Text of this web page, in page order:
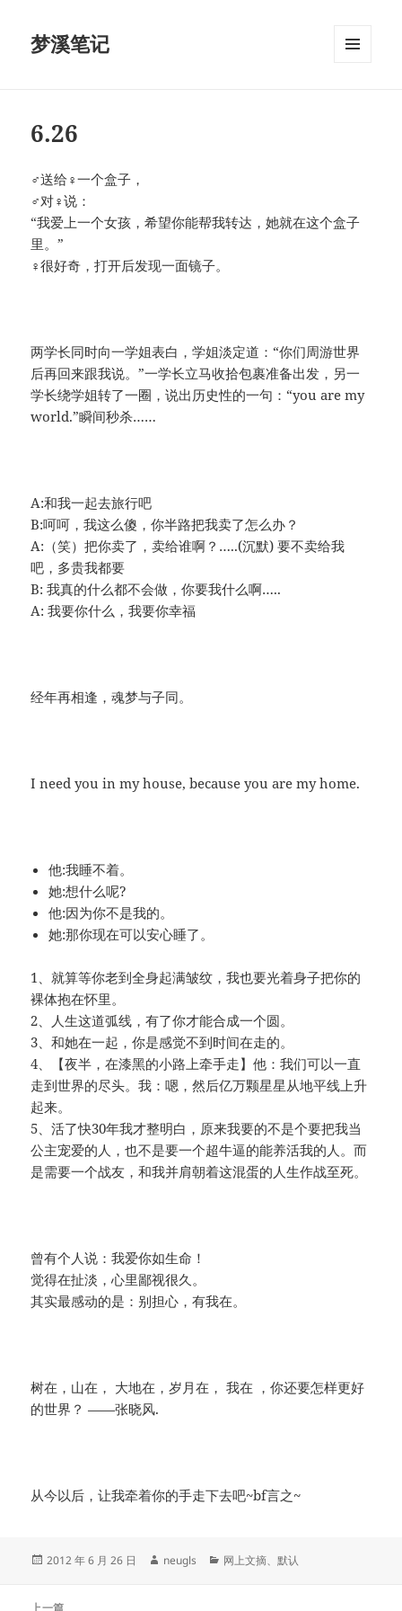
梦溪笔记
6.26
♂送给♀一个盒子，
♂对♀说：
“我爱上一个女孩，希望你能帮我转达，她就在这个盒子
里。”
♀很好奇，打开后发现一面镜子。
两学长同时向一学姐表白，学姐淡定道：“你们周游世界
后再回来跟我说。”一学长立马收拾包裹准备出发，另一
学长绕学姐转了一圈，说出历史性的一句：“you are my
world.”瞬间秒杀……
A:和我一起去旅行吧
B:呵呵，我这么傻，你半路把我卖了怎么办？
A:（笑）把你卖了，卖给谁啊？…..(沉默) 要不卖给我
吧，多贵我都要
B: 我真的什么都不会做，你要我什么啊…..
A: 我要你什么，我要你幸福
经年再相逢，魂梦与子同。
I need you in my house, because you are my home.
他:我睡不着。
她:想什么呢?
他:因为你不是我的。
她:那你现在可以安心睡了。
1、就算等你老到全身起满皱纹，我也要光着身子把你的
裸体抱在怀里。
2、人生这道弧线，有了你才能合成一个圆。
3、和她在一起，你是感觉不到时间在走的。
4、【夜半，在漆黑的小路上牵手走】他：我们可以一直
走到世界的尽头。我：嗯，然后亿万颗星星从地平线上升
起来。
5、活了快30年我才整明白，原来我要的不是个要把我当
公主宠爱的人，也不是要一个超牛逼的能养活我的人。而
是需要一个战友，和我并肩朝着这混蛋的人生作战至死。
曾有个人说：我爱你如生命！
觉得在扯淡，心里鄙视很久。
其实最感动的是：别担心，有我在。
树在，山在， 大地在，岁月在， 我在 ，你还要怎样更好
的世界？ ——张晓风.
从今以后，让我牵着你的手走下去吧~bf言之~
发
2012 年 6 月 26 日
作
neugls
分
网上文摘、默认